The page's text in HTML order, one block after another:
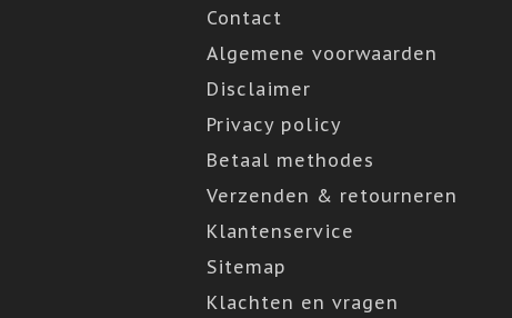
Contact
Algemene voorwaarden
Disclaimer
Privacy policy
Betaal methodes
Verzenden & retourneren
Klantenservice
Sitemap
Klachten en vragen